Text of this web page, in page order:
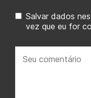
Salvar dados
vez que eu for
comentário: